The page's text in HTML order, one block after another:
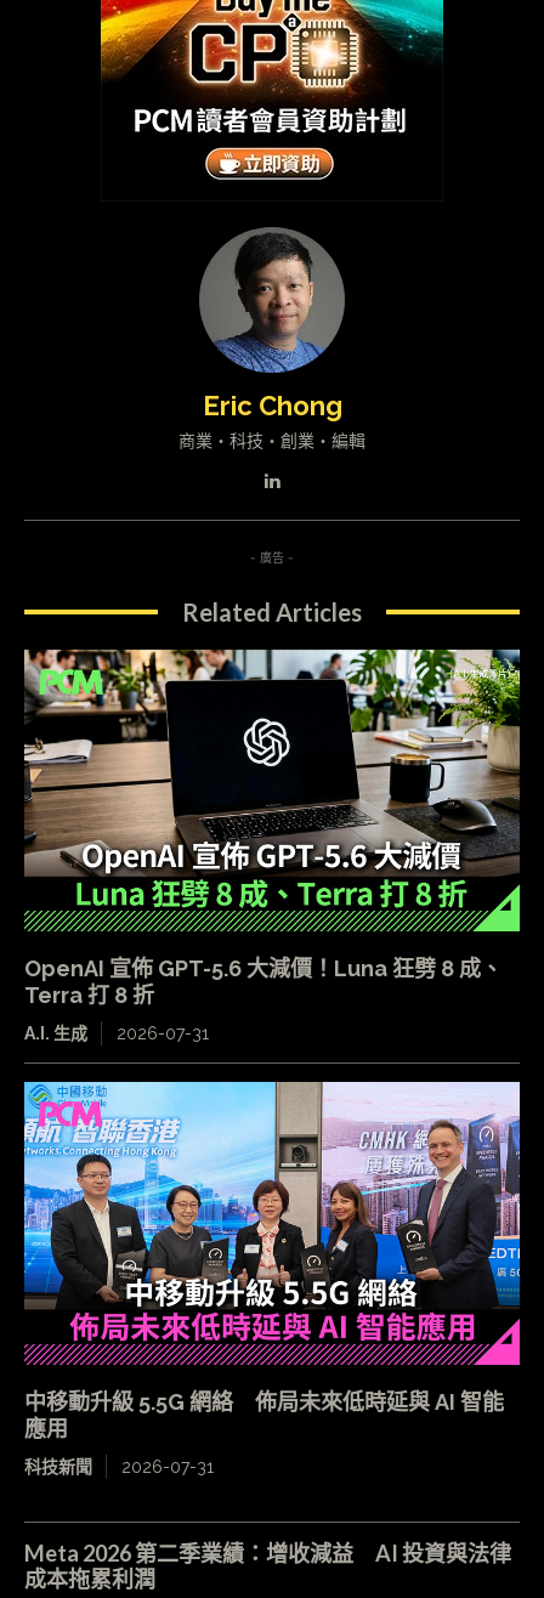
Eric Chong
商業・科技・創業・編輯
- 廣告 -
Related Articles
OpenAI 宣佈 GPT-5.6 大減價！Luna 狂劈 8 成、
Terra 打 8 折
A.I. 生成 2026-07-31
中移動升級 5.5G 網絡 佈局未來低時延與 AI 智能
應用
科技新聞 2026-07-31
Meta 2026 第二季業績：增收減益 AI 投資與法律
成本拖累利潤